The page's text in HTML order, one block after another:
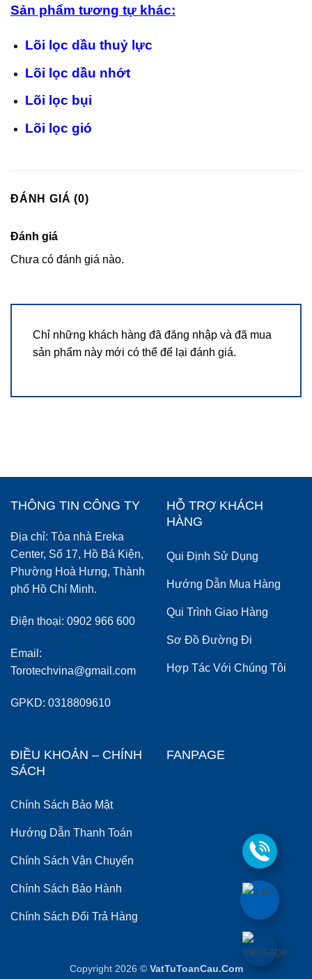
Sản phẩm tương tự khác:
Lõi lọc dầu thuỷ lực
Lõi lọc dầu nhớt
Lõi lọc bụi
Lõi lọc gió
ĐÁNH GIÁ (0)
Đánh giá
Chưa có đánh giá nào.
Chỉ những khách hàng đã đăng nhập và đã mua
sản phẩm này mới có thể để lại đánh giá.
THÔNG TIN CÔNG TY
Địa chỉ: Tòa nhà Ereka
Center, Số 17, Hồ Bá Kiện,
Phường Hoà Hưng, Thành
phố Hồ Chí Minh.
Điện thoại: 0902 966 600
Email:
Torotechvina@gmail.com
GPKD: 0318809610
HỖ TRỢ KHÁCH
HÀNG
Qui Định Sử Dụng
Hướng Dẫn Mua Hàng
Qui Trình Giao Hàng
Sơ Đồ Đường Đi
Hợp Tác Với Chúng Tôi
ĐIỀU KHOẢN – CHÍNH
SÁCH
Chính Sách Bảo Mật
Hướng Dẫn Thanh Toán
Chính Sách Vận Chuyển
Chính Sách Bảo Hành
Chính Sách Đổi Trả Hàng
FANPAGE
Copyright 2026 © VatTuToanCau.Com